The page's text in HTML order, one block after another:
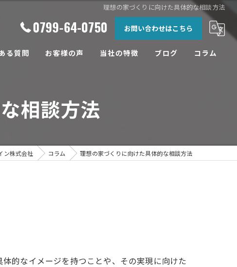
理想の家づくりに向けた具体的な相談方法
0799-64-0750 お問い合わせはこちら
る質問 お客様の声 当社の特徴
工務店
ブログ コラム
相談方法
ン株式会社 コラム 理想の家づくりに向けた具体的な相談方法
的なイメージを持つことや、その実現に向けた